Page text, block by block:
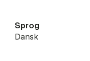
Sprog
Dansk